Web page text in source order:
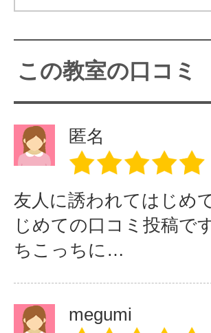
♪
埼玉県内にある他のま
ズ」でも講座を開講致
■大宮西口店 ■東
店 ■武蔵浦和店
■川口店 ■蕨店 ■
春日部店
詳細はＩＦＬビューテ
をご覧下さい。
この教室の口コミ
匿名
友人に誘われてはじめ
じめての口コミ投稿で
ちこっちに…
megumi